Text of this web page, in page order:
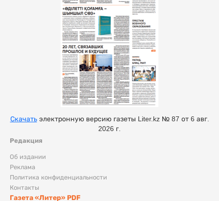
Редакция
Об издании
Реклама
Политика конфиденциальности
Контакты
Газета «Литер» PDF
Скачатьэлектронную версию газеты Liter.kz № 87 от 6 авг.
2026 г.